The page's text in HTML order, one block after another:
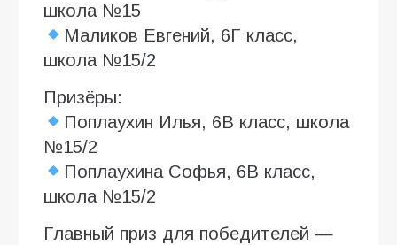
школа №15
Маликов Евгений, 6Г класс,
школа №15/2
Призёры:
Поплаухин Илья, 6В класс, школа
№15/2
Поплаухина Софья, 6В класс,
школа №15/2
Главный приз для победителей —